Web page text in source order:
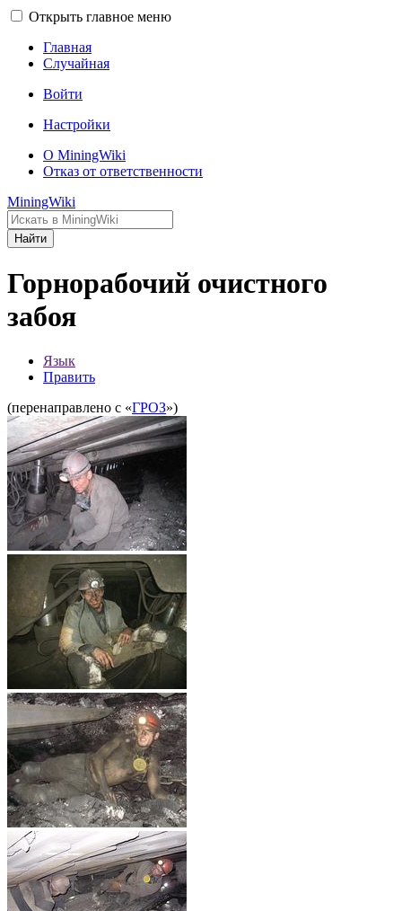
Открыть главное меню
Главная
Случайная
Войти
Настройки
О MiningWiki
Отказ от ответственности
MiningWiki
Найти
Горнорабочий очистного
забоя
Язык
Править
(перенаправлено с «ГРОЗ»)